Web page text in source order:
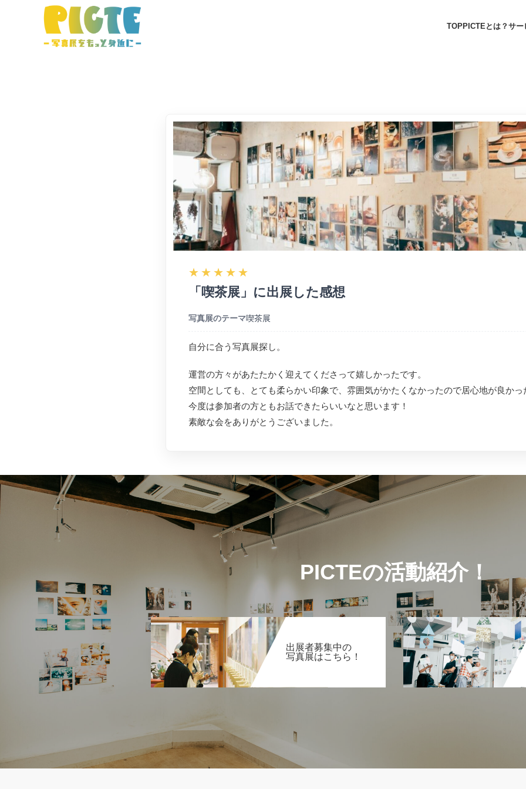
TOPPICTEとは？ サー
★ ★ ★ ★ ★
「喫茶展」に出展した感想
写真展のテーマ喫茶展
自分に合う写真展探し。
運営の方々があたたかく迎えてくださって嬉しかったです。
空間としても、とても柔らかい印象で、雰囲気がかたくなかったので居心地が良かっ
今度は参加者の方ともお話できたらいいなと思います！
素敵な会をありがとうございました。
PICTEの活動紹介！
出展者募集中の
写真展はこちら！